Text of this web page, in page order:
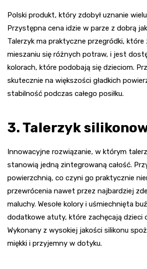
Polski produkt, który zdobył uznanie
Przystępna cena idzie w parze z dobrą
Talerzyk ma praktyczne przegródki, które
mieszaniu się różnych potraw, i jest
kolorach, które podobają się dzieciom.
skutecznie na większości gładkich
stabilność podczas całego posiłku.
3. Talerzyk
Innowacyjne rozwiązanie, w którym
stanowią jedną zintegrowaną całość.
powierzchnią, co czyni go praktycznie
przewrócenia nawet przez najbardziej
maluchy. Wesołe kolory i uśmiechnięta
dodatkowe atuty, które zachęcają dzieci
Wykonany z wysokiej jakości silikonu
miękki i przyjemny w dotyku.